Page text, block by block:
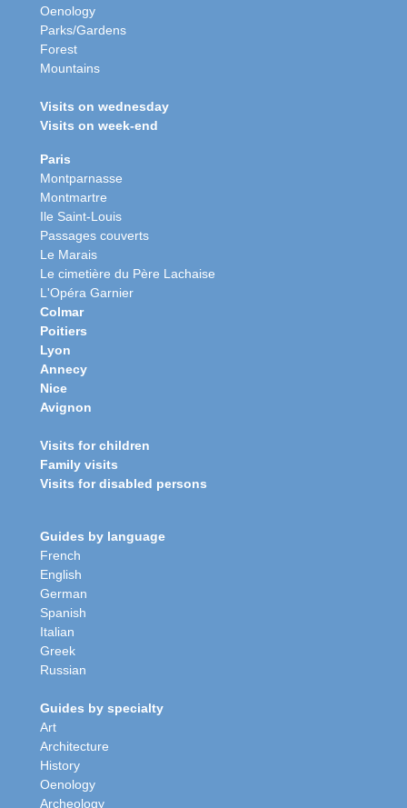
Oenology
Parks/Gardens
Forest
Mountains
Visits on wednesday
Visits on week-end
Paris
Montparnasse
Montmartre
Ile Saint-Louis
Passages couverts
Le Marais
Le cimetière du Père Lachaise
L'Opéra Garnier
Colmar
Poitiers
Lyon
Annecy
Nice
Avignon
Visits for children
Family visits
Visits for disabled persons
Guides by language
French
English
German
Spanish
Italian
Greek
Russian
Guides by specialty
Art
Architecture
History
Oenology
Archeology